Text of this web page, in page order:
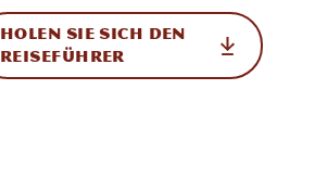
HOLEN SIE SICH DEN
REISEFÜHRER